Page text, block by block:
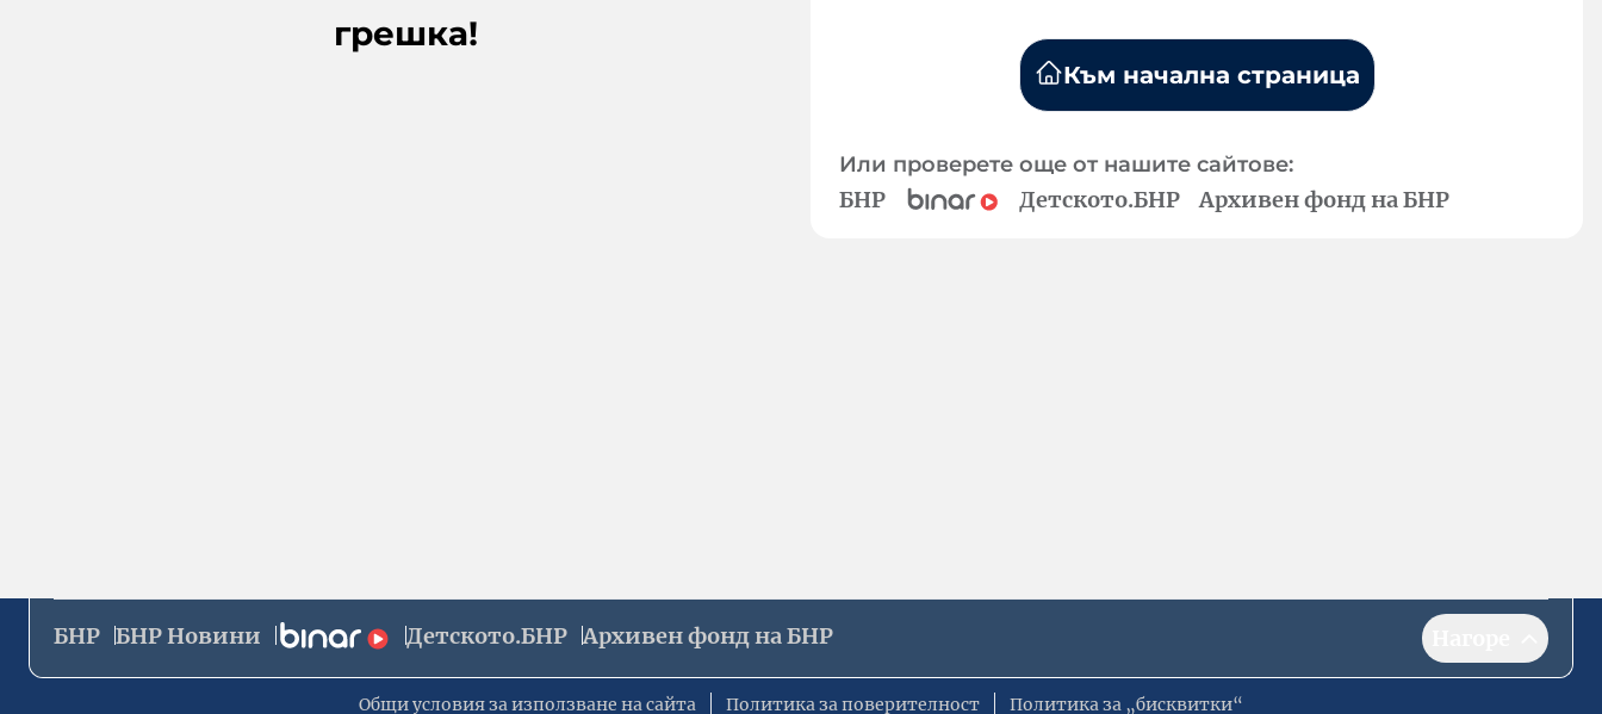
грешка!
Към начална страница
Или проверете още от нашите сайтове:
БНР Детското.БНР Архивен фонд на БНР
БНР БНР Новини Детското.БНР Архивен фонд на БНР
Общи условия за използване на сайта Политика за поверителност Политика за „бисквитки“